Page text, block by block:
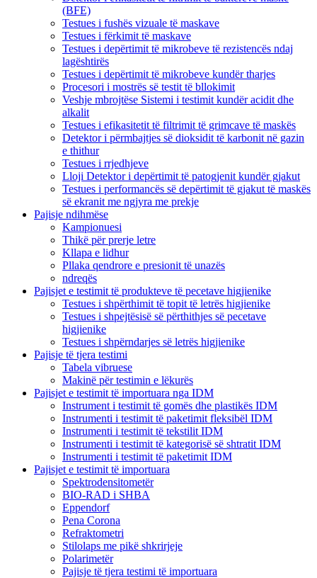
(BFE)
Testues i fushës vizuale të maskave
Testues i fërkimit të maskave
Testues i depërtimit të mikrobeve të rezistencës ndaj
lagështirës
Testues i depërtimit të mikrobeve kundër tharjes
Procesori i mostrës së testit të bllokimit
Veshje mbrojtëse Sistemi i testimit kundër acidit dhe
alkalit
Testues i efikasitetit të filtrimit të grimcave të maskës
Detektor i përmbajtjes së dioksidit të karbonit në gazin
e thithur
Testues i rrjedhjeve
Lloji Detektor i depërtimit të patogjenit kundër gjakut
Testues i performancës së depërtimit të gjakut të maskës
së ekranit me ngjyra me prekje
Pajisje ndihmëse
Kampionuesi
Thikë për prerje letre
Kllapa e lidhur
Pllaka qendrore e presionit të unazës
ndreqës
Pajisjet e testimit të produkteve të pecetave higjienike
Testues i shpërthimit të topit të letrës higjienike
Testues i shpejtësisë së përthithjes së pecetave
higjienike
Testues i shpërndarjes së letrës higjienike
Pajisje të tjera testimi
Tabela vibruese
Makinë për testimin e lëkurës
Pajisjet e testimit të importuara nga IDM
Instrument i testimit të gomës dhe plastikës IDM
Instrumenti i testimit të paketimit fleksibël IDM
Instrumenti i testimit të tekstilit IDM
Instrumenti i testimit të kategorisë së shtratit IDM
Instrumenti i testimit të paketimit IDM
Pajisjet e testimit të importuara
Spektrodensitometër
BIO-RAD i SHBA
Eppendorf
Pena Corona
Refraktometri
Stilolaps me pikë shkrirjeje
Polarimetër
Pajisje të tjera testimi të importuara